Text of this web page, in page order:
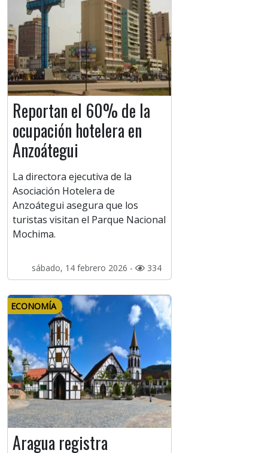
Reportan el 60% de la
ocupación hotelera en
Anzoátegui
La directora ejecutiva de la
Asociación Hotelera de
Anzoátegui asegura que los
turistas visitan el Parque Nacional
Mochima.
sábado, 14 febrero 2026 - 334
ECONOMÍA
Aragua registra